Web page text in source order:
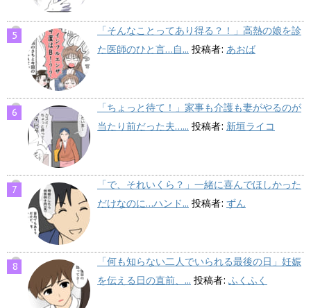
「そんなことってあり得る？！」高熱の娘を診
た医師のひと言…自... 投稿者: あおば
「ちょっと待て！」家事も介護も妻がやるのが
当たり前だった夫…... 投稿者: 新垣ライコ
「で、それいくら？」一緒に喜んでほしかった
だけなのに…ハンド... 投稿者: ずん
「何も知らない二人でいられる最後の日」妊娠
を伝える日の直前、... 投稿者: ふくふく